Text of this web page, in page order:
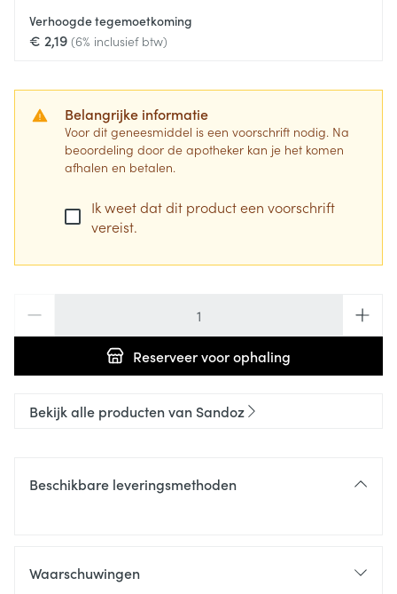
Verhoogde tegemoetkoming
€ 2,19 (6% inclusief btw)
Belangrijke informatie
Voor dit geneesmiddel is een voorschrift nodig. Na
beoordeling door de apotheker kan je het komen
afhalen en betalen.
Ik weet dat dit product een voorschrift
vereist.
Reserveervoor ophaling
Bekijk alle producten van Sandoz
Beschikbare leveringsmethoden
Waarschuwingen